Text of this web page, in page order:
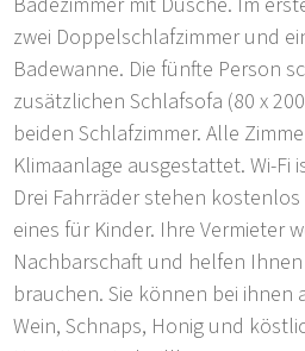
zwei Doppelschlafzimmer und
Badewanne. Die fünfte Person
zusätzlichen Schlafsofa (80 x
beiden Schlafzimmer. Alle
Klimaanlage ausgestattet. Wi-Fi
Drei Fahrräder stehen
eines für Kinder. Ihre Vermieter
Nachbarschaft und helfen
brauchen. Sie können bei ihnen
Wein, Schnaps, Honig und